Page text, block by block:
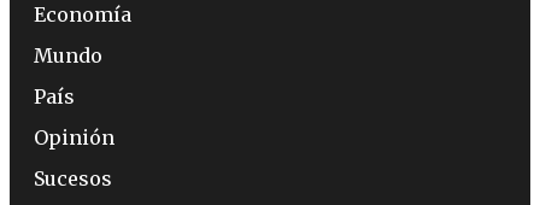
Economía
Mundo
País
Opinión
Sucesos